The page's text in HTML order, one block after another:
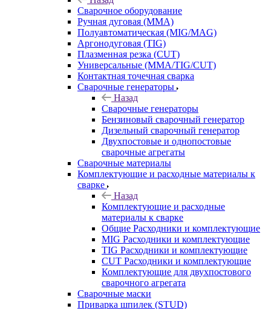
Сварочное оборудование
Ручная дуговая (MMA)
Полуавтоматическая (MIG/MAG)
Аргонодуговая (TIG)
Плазменная резка (CUT)
Универсальные (MMA/TIG/CUT)
Контактная точечная сварка
Сварочные генераторы
Назад
Сварочные генераторы
Бензиновый сварочный генератор
Дизельный сварочный генератор
Двухпостовые и однопостовые
сварочные агрегаты
Сварочные материалы
Комплектующие и расходные материалы к
сварке
Назад
Комплектующие и расходные
материалы к сварке
Общие Расходники и комплектующие
MIG Расходники и комплектующие
TIG Расходники и комплектующие
CUT Расходники и комплектующие
Комплектующие для двухпостового
сварочного агрегата
Сварочные маски
Приварка шпилек (STUD)